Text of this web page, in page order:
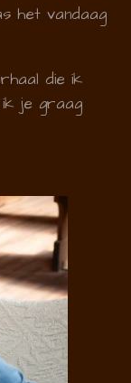
het vandaag
die ik
je graag